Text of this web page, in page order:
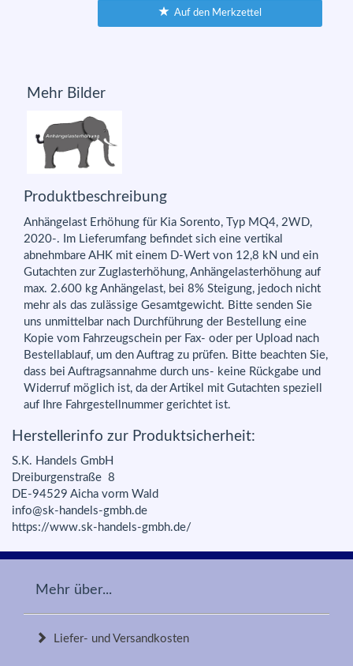
Auf den Merkzettel
Mehr Bilder
Produktbeschreibung
Anhängelast Erhöhung für Kia Sorento, Typ MQ4, 2WD,
2020-. Im Lieferumfang befindet sich eine vertikal
abnehmbare AHK mit einem D-Wert von 12,8 kN und ein
Gutachten zur Zuglasterhöhung, Anhängelasterhöhung auf
max. 2.600 kg Anhängelast, bei 8% Steigung, jedoch nicht
mehr als das zulässige Gesamtgewicht. Bitte senden Sie
uns unmittelbar nach Durchführung der Bestellung eine
Kopie vom Fahrzeugschein per Fax- oder per Upload nach
Bestellablauf, um den Auftrag zu prüfen. Bitte beachten Sie,
dass bei Auftragsannahme durch uns- keine Rückgabe und
Widerruf möglich ist, da der Artikel mit Gutachten speziell
auf Ihre Fahrgestellnummer gerichtet ist.
Herstellerinfo zur Produktsicherheit:
S.K. Handels GmbH
Dreiburgenstraße 8
DE-94529 Aicha vorm Wald
info@sk-handels-gmbh.de
https://www.sk-handels-gmbh.de/
Mehr über...
Liefer- und Versandkosten